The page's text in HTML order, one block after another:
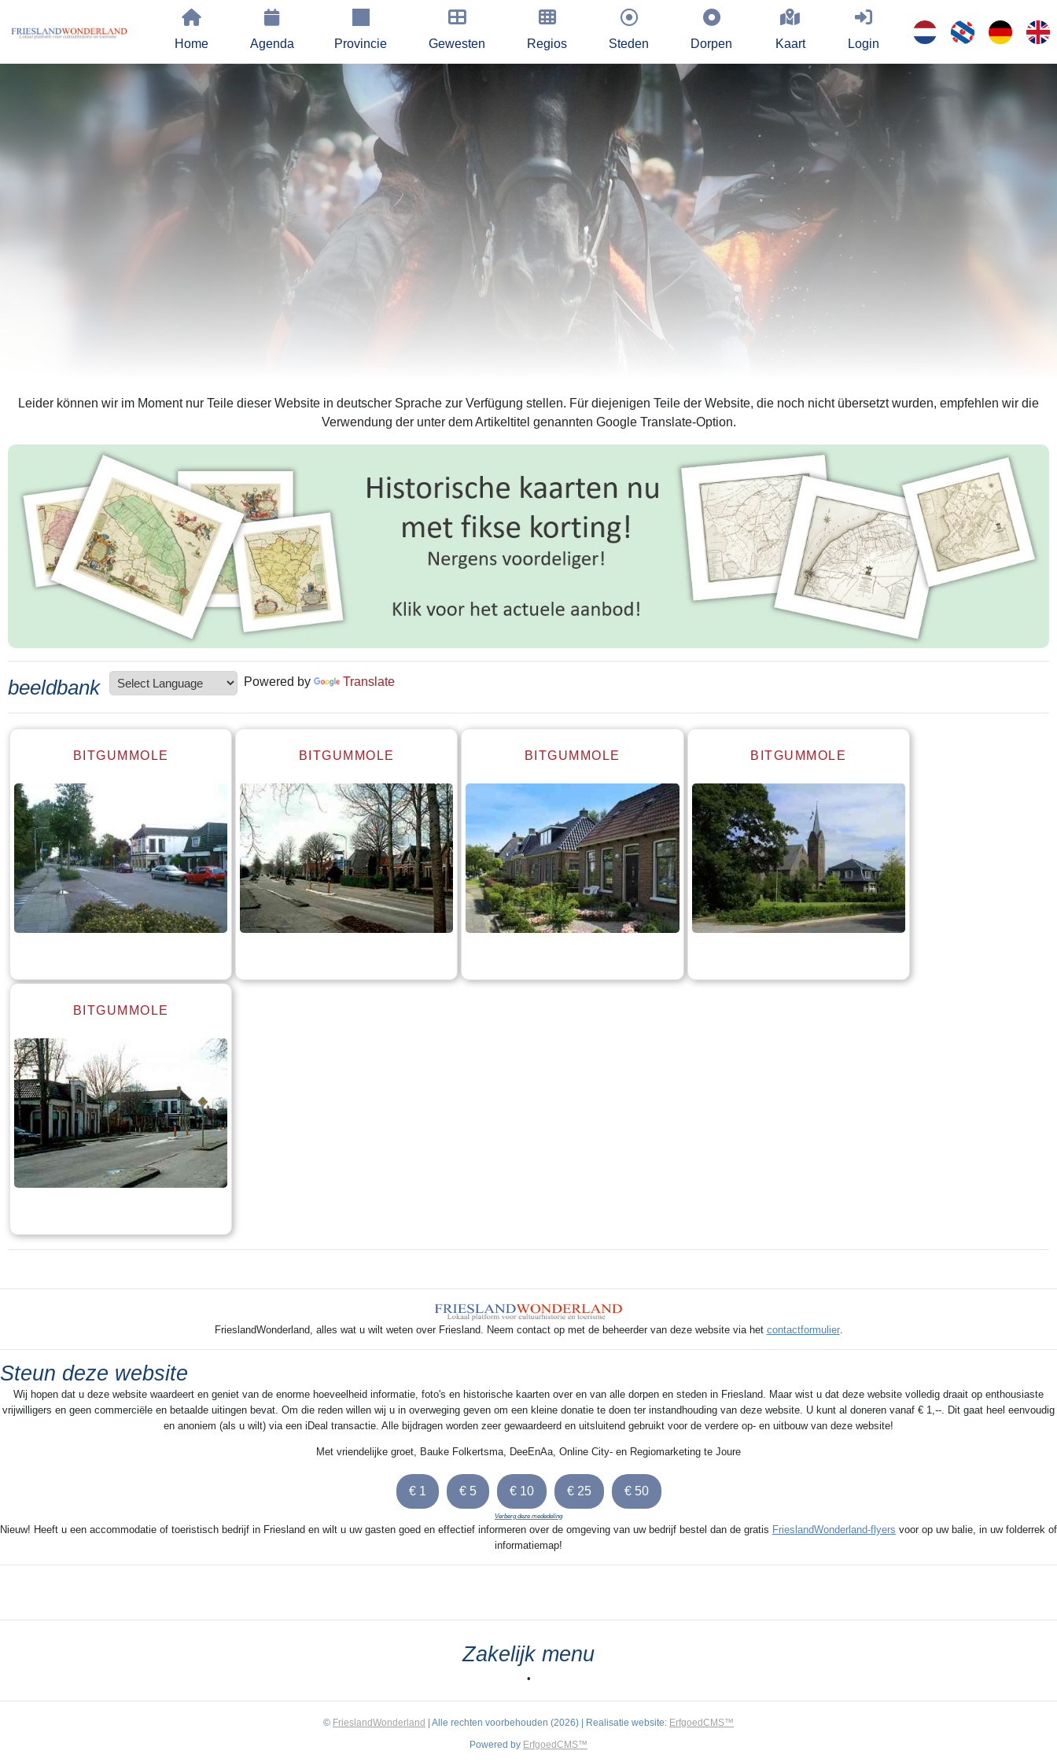
Home Agenda Provincie Gewesten Regios Steden Dorpen Kaart Login
Leider können wir im Moment nur Teile dieser Website in deutscher Sprache zur Verfügung stellen. Für diejenigen Teile der Website, die noch nicht übersetzt wurden, empfehlen wir die
Verwendung der unter dem Artikeltitel genannten Google Translate-Option.
beeldbank Powered by Translate
BITGUMMOLE
Lese mehr
Tekst: © Foto: © Hendrik van Kampen
BITGUMMOLE BITGUMMOLE BITGUMMOLE
BITGUMMOLE
Lese mehr
Tekst: © Foto: © Peter Karstkarel
FrieslandWonderland, alles wat u wilt weten over Friesland. Neem contact op met de beheerder van deze website via het contactformulier.
Steun deze website
Wij hopen dat u deze website waardeert en geniet van de enorme hoeveelheid informatie, foto's en historische kaarten over en van alle dorpen en steden in Friesland. Maar wist u dat deze website volledig draait op enthousiaste
vrijwilligers en geen commerciële en betaalde uitingen bevat. Om die reden willen wij u in overweging geven om een kleine donatie te doen ter instandhouding van deze website. U kunt al doneren vanaf € 1,--. Dit gaat heel eenvoudig
en anoniem (als u wilt) via een iDeal transactie. Alle bijdragen worden zeer gewaardeerd en uitsluitend gebruikt voor de verdere op- en uitbouw van deze website!
Met vriendelijke groet, Bauke Folkertsma, DeeEnAa, Online City- en Regiomarketing te Joure
Verberg deze mededeling
Nieuw! Heeft u een accommodatie of toeristisch bedrijf in Friesland en wilt u uw gasten goed en effectief informeren over de omgeving van uw bedrijf bestel dan de gratis FrieslandWonderland-flyers voor op uw balie, in uw folderrek of
informatiemap!
Zakelijk menu
•
© FrieslandWonderland | Alle rechten voorbehouden (2026) | Realisatie website: ErfgoedCMS™
Powered by ErfgoedCMS™